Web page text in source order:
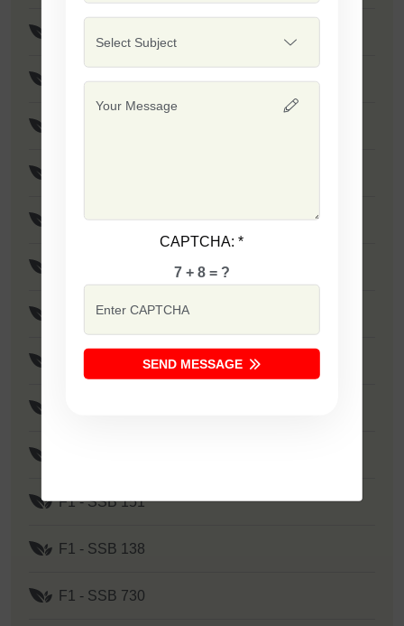
F1 - SSB 701
F1 - Laxmi
F1 - Dabang
F1 - SSB 151
F1 - SSB 138
F1 - SSB 730
CAPTCHA:*
7 + 8 = ?
SEND MESSAGE